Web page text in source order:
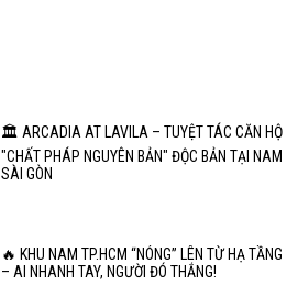
🏛️ ARCADIA AT LAVILA – TUYỆT TÁC CĂN HỘ
"CHẤT PHÁP NGUYÊN BẢN" ĐỘC BẢN TẠI NAM
SÀI GÒN
🔥 KHU NAM TP.HCM “NÓNG” LÊN TỪ HẠ TẦNG
– AI NHANH TAY, NGƯỜI ĐÓ THẮNG!